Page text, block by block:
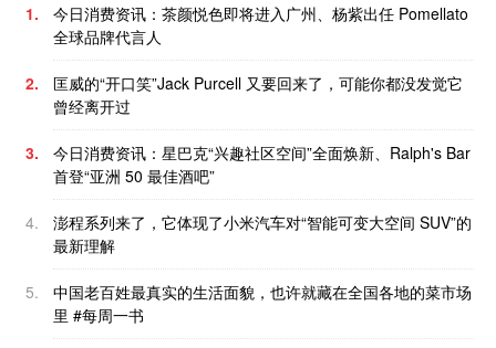
1.
今日消费资讯：茶颜悦色即将进入广州、杨紫出任 Pomellato
全球品牌代言人
2.
匡威的“开口笑”Jack Purcell 又要回来了，可能你都没发觉它
曾经离开过
3.
今日消费资讯：星巴克“兴趣社区空间”全面焕新、Ralph's Bar
首登“亚洲 50 最佳酒吧”
4.
澎程系列来了，它体现了小米汽车对“智能可变大空间 SUV”的
最新理解
5.
中国老百姓最真实的生活面貌，也许就藏在全国各地的菜市场
里 #每周一书